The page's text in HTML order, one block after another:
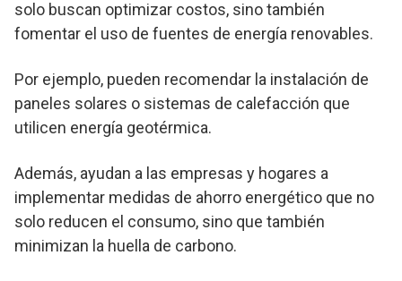
solo buscan optimizar costos, sino también
fomentar el uso de fuentes de energía renovables.
Por ejemplo, pueden recomendar la instalación de
paneles solares o sistemas de calefacción que
utilicen energía geotérmica.
Además, ayudan a las empresas y hogares a
implementar medidas de ahorro energético que no
solo reducen el consumo, sino que también
minimizan la huella de carbono.